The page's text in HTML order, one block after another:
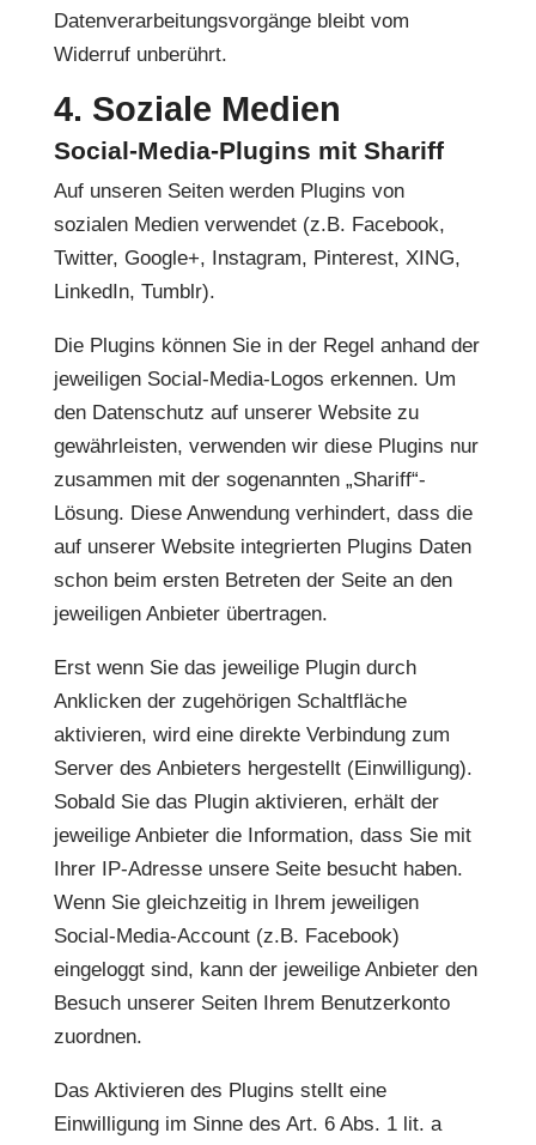
Datenverarbeitungsvorgänge bleibt vom
Widerruf unberührt.
4. Soziale Medien
Social-Media-Plugins mit Shariff
Auf unseren Seiten werden Plugins von
sozialen Medien verwendet (z.B. Facebook,
Twitter, Google+, Instagram, Pinterest, XING,
LinkedIn, Tumblr).
Die Plugins können Sie in der Regel anhand der
jeweiligen Social-Media-Logos erkennen. Um
den Datenschutz auf unserer Website zu
gewährleisten, verwenden wir diese Plugins nur
zusammen mit der sogenannten „Shariff“-
Lösung. Diese Anwendung verhindert, dass die
auf unserer Website integrierten Plugins Daten
schon beim ersten Betreten der Seite an den
jeweiligen Anbieter übertragen.
Erst wenn Sie das jeweilige Plugin durch
Anklicken der zugehörigen Schaltfläche
aktivieren, wird eine direkte Verbindung zum
Server des Anbieters hergestellt (Einwilligung).
Sobald Sie das Plugin aktivieren, erhält der
jeweilige Anbieter die Information, dass Sie mit
Ihrer IP-Adresse unsere Seite besucht haben.
Wenn Sie gleichzeitig in Ihrem jeweiligen
Social-Media-Account (z.B. Facebook)
eingeloggt sind, kann der jeweilige Anbieter den
Besuch unserer Seiten Ihrem Benutzerkonto
zuordnen.
Das Aktivieren des Plugins stellt eine
Einwilligung im Sinne des Art. 6 Abs. 1 lit. a